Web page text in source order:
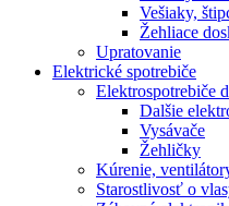
Vešiaky,
Žehliace
Upratovanie
Elektrické spotrebiče
Elektrospotrebiče
Dalšie
Vysávače
Žehličky
Kúrenie,
Starostlivosť o